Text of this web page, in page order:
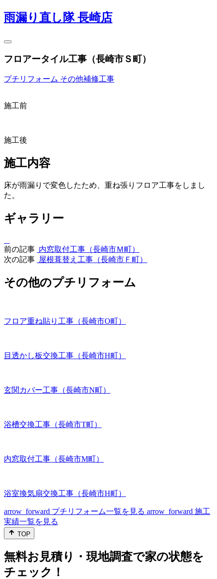
雨漏り直し隊 長崎店
フロアータイル工事（長崎市Ｓ町）
プチリフォーム その他補修工事
施工前
施工後
施工内容
床が雨漏りで変色したため、重ね張りフロア工事をしまし
た。
ギャラリー
前の記事 内窓取付工事（長崎市Ｍ町）
次の記事 屋根葺替え工事（長崎市Ｆ町）
その他のプチリフォーム
フロア重ね貼り工事（長崎市O町）
目透かし板交換工事（長崎市H町）
玄関カバー工事（長崎市N町）
浴槽交換工事（長崎市T町）
内窓取付工事（長崎市M町）
浴室換気扇交換工事（長崎市H町）
arrow_forward プチリフォーム一覧を見る arrow_forward 施工
実績一覧を見る
TOP
無料お見積り・現地調査で家の状態を
チェック！